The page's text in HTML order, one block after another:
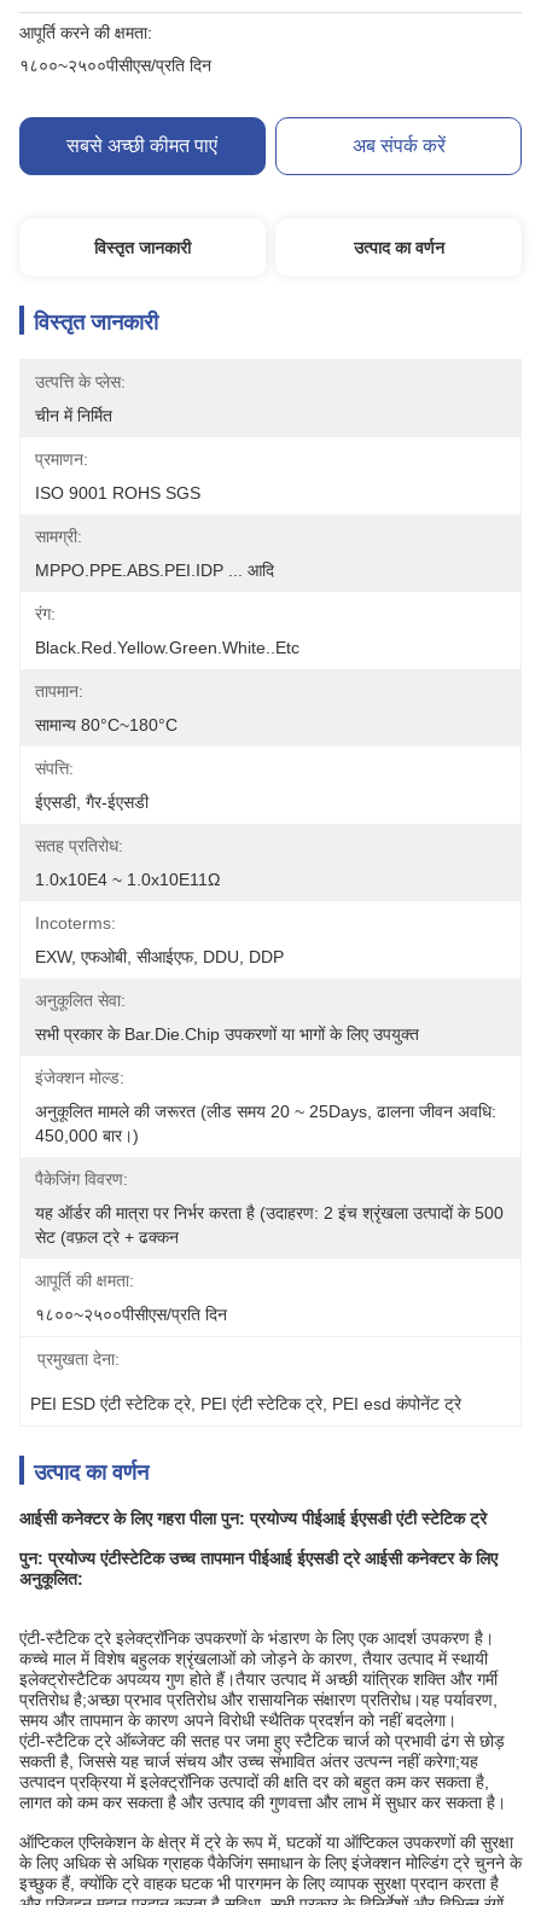
आपूर्ति करने की क्षमता:
१८००~२५००पीसीएस/प्रति दिन
सबसे अच्छी कीमत पाएं अब संपर्क करें
विस्तृत जानकारी उत्पाद का वर्णन
विस्तृत जानकारी
उत्पत्ति के प्लेस:
चीन में निर्मित
प्रमाणन:
ISO 9001 ROHS SGS
सामग्री:
MPPO.PPE.ABS.PEI.IDP ... आदि
रंग:
Black.Red.Yellow.Green.White..etc
तापमान:
सामान्य 80°C~180°C
संपत्ति:
ईएसडी, गैर-ईएसडी
सतह प्रतिरोध:
1.0x10E4 ~ 1.0x10E11Ω
Incoterms:
EXW, एफओबी, सीआईएफ, DDU, DDP
अनुकूलित सेवा:
सभी प्रकार के Bar.Die.Chip उपकरणों या भागों के लिए उपयुक्त
इंजेक्शन मोल्ड:
अनुकूलित मामले की जरूरत (लीड समय 20 ~ 25Days, ढालना जीवन अवधि:
450,000 बार।)
पैकेजिंग विवरण:
यह ऑर्डर की मात्रा पर निर्भर करता है (उदाहरण: 2 इंच श्रृंखला उत्पादों के 500
सेट (वफ़ल ट्रे + ढक्कन
आपूर्ति की क्षमता:
१८००~२५००पीसीएस/प्रति दिन
प्रमुखता देना:
PEI ESD एंटी स्टेटिक ट्रे, PEI एंटी स्टेटिक ट्रे, PEI esd कंपोनेंट ट्रे
उत्पाद का वर्णन
आईसी कनेक्टर के लिए गहरा पीला पुन: प्रयोज्य पीईआई ईएसडी एंटी स्टेटिक ट्रे
पुन: प्रयोज्य एंटीस्टेटिक उच्च तापमान पीईआई ईएसडी ट्रे आईसी कनेक्टर के लिए
अनुकूलित:
एंटी-स्टैटिक ट्रे इलेक्ट्रॉनिक उपकरणों के भंडारण के लिए एक आदर्श उपकरण है।
कच्चे माल में विशेष बहुलक श्रृंखलाओं को जोड़ने के कारण, तैयार उत्पाद में स्थायी
इलेक्ट्रोस्टैटिक अपव्यय गुण होते हैं।तैयार उत्पाद में अच्छी यांत्रिक शक्ति और गर्मी
प्रतिरोध है;अच्छा प्रभाव प्रतिरोध और रासायनिक संक्षारण प्रतिरोध।यह पर्यावरण,
समय और तापमान के कारण अपने विरोधी स्थैतिक प्रदर्शन को नहीं बदलेगा।
एंटी-स्टैटिक ट्रे ऑब्जेक्ट की सतह पर जमा हुए स्टैटिक चार्ज को प्रभावी ढंग से छोड़
सकती है, जिससे यह चार्ज संचय और उच्च संभावित अंतर उत्पन्न नहीं करेगा;यह
उत्पादन प्रक्रिया में इलेक्ट्रॉनिक उत्पादों की क्षति दर को बहुत कम कर सकता है,
लागत को कम कर सकता है और उत्पाद की गुणवत्ता और लाभ में सुधार कर सकता है।
ऑप्टिकल एप्लिकेशन के क्षेत्र में ट्रे के रूप में, घटकों या ऑप्टिकल उपकरणों की सुरक्षा
के लिए अधिक से अधिक ग्राहक पैकेजिंग समाधान के लिए इंजेक्शन मोल्डिंग ट्रे चुनने के
इच्छुक हैं, क्योंकि ट्रे वाहक घटक भी पारगमन के लिए व्यापक सुरक्षा प्रदान करता है